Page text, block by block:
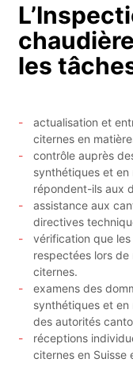
les
actualisation et
citernes en
contrôle auprès
synthétiques et en
répondent-ils aux
assistance aux
directives
vérification que
respectées lors
citernes.
examens des
synthétiques et en
des autorités
réceptions
citernes en Suisse